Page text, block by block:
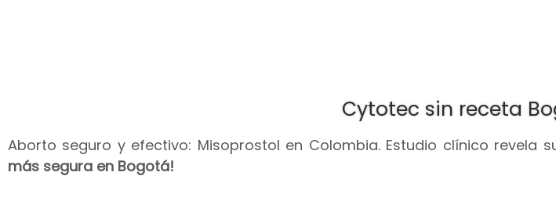
Cytotec sin receta
Aborto seguro y efectivo: Misoprostol en Colombia. Estudio clínico revela
más segura en Bogotá!